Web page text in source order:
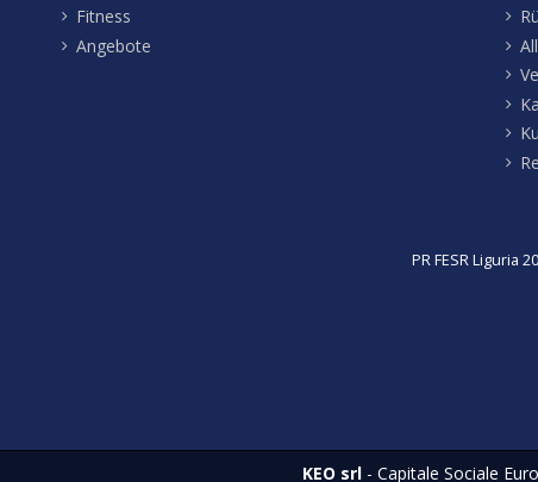
Fitness
Angebote
PR FESR Liguria
KEO srl- Capitale Sociale